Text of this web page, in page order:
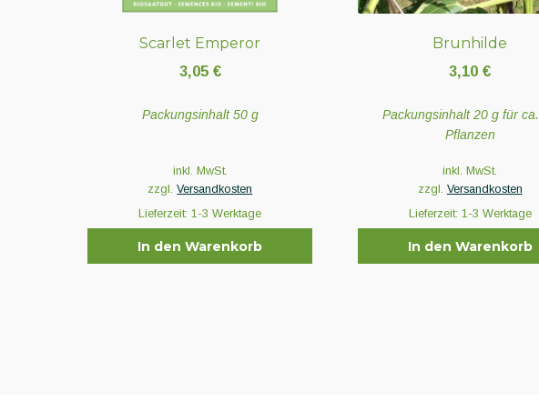
Scarlet Emperor
3,05 €
Packungsinhalt 50 g
inkl. MwSt.
zzgl.Versandkosten
Lieferzeit: 1-3 Werktage
In den Warenkorb
Brunhilde
3,10€
Packungsinhalt 20 g für
Pflanzen
inkl. MwSt.
zzgl. Versandkosten
Lieferzeit: 1-3 Werktage
In den Warenkorb